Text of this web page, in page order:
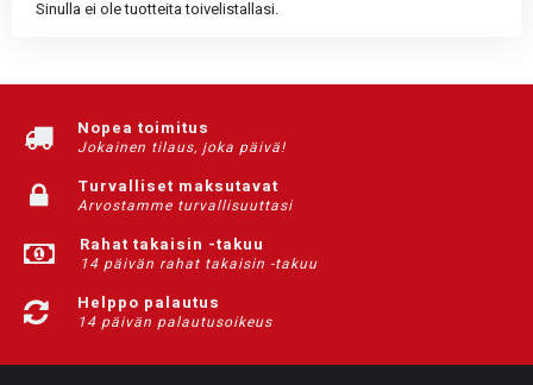
Sinulla ei ole tuotteita toivelistallasi.
Nopea toimitus
Jokainen tilaus, joka päivä!
Turvalliset maksutavat
Arvostamme turvallisuuttasi
Rahat takaisin -takuu
14 päivän rahat takaisin -takuu
Helppo palautus
14 päivän palautusoikeus